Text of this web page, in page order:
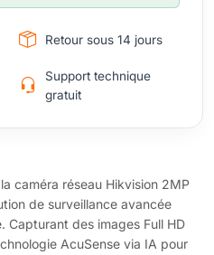
Retour sous 14 jours
Support technique
gratuit
caméra réseau Hikvision 2MP
de surveillance avancée
Capturant des images Full HD
AcuSense via IA pour